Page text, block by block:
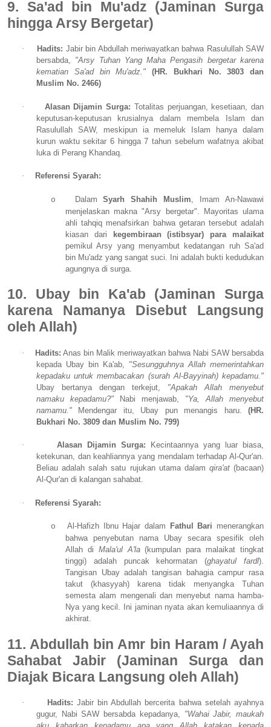
9. Sa'ad bin Mu'adz (Jaminan Surga
hingga Arsy Bergetar)
· Hadits: Jabir bin Abdullah meriwayatkan bahwa Rasulullah SAW
bersabda, "Arsy Tuhan Yang Maha Pengasih bergetar karena
kematian Sa'ad bin Mu'adz."
(HR. Bukhari No. 3803 dan
Muslim No. 2466)
· Alasan Dijamin Surga: Totalitas perjuangan, kesetiaan, dan
keputusan-keputusan krusialnya dalam membela Islam dan
Rasulullah SAW, meskipun ia memeluk Islam hanya dalam
kurun waktu sekitar 6 hingga 7 tahun sebelum wafatnya akibat
luka di Perang Khandaq.
· Referensi Syarah:
o DalamSyarh Shahih Muslim , Imam An-Nawawi
menjelaskan makna "Arsy bergetar". Mayoritas ulama
ahli tahqiq menafsirkan bahwa getaran tersebut adalah
kiasan dari
kegembiraan (istibsyar) para malaikat
pemikul Arsy yang menyambut kedatangan ruh Sa'ad
bin Mu'adz yang sangat suci. Ini adalah bukti kedudukan
agungnya di surga.
10. Ubay bin Ka'ab (Jaminan Surga
karena Namanya Disebut Langsung
oleh Allah)
· Hadits: Anas bin Malik meriwayatkan bahwa Nabi SAW bersabda
kepada Ubay bin Ka'ab, "Sesungguhnya Allah memerintahkan
kepadaku untuk membacakan (surah Al-Bayyinah) kepadamu."
Ubay bertanya dengan terkejut, "Apakah Allah menyebut
namaku kepadamu?" Nabi menjawab, "Ya, Allah menyebut
namamu." Mendengar itu, Ubay pun menangis haru. (HR.
Bukhari No. 3809 dan Muslim No. 799)
· Alasan Dijamin Surga: Kecintaannya yang luar biasa,
ketekunan, dan keahliannya yang mendalam terhadap Al-Qur'an.
Beliau adalah salah satu rujukan utama dalam qira'at(bacaan)
Al-Qur'an di kalangan sahabat.
· Referensi Syarah:
o Al-Hafizh Ibnu Hajar dalam Fathul Bari menerangkan
bahwa penyebutan nama Ubay secara spesifik oleh
Allah di Mala'ul A'la(kumpulan para malaikat tingkat
tinggi) adalah puncak kehormatan (ghayatul fardl).
Tangisan Ubay adalah tangisan bahagia campur rasa
takut (khasyyah) karena tidak menyangka Tuhan
semesta alam mengenali dan menyebut nama hamba-
Nya yang kecil. Ini jaminan nyata akan kemuliaannya di
akhirat.
11. Abdullah bin Amr bin Haram / Ayah
Sahabat Jabir (Jaminan Surga dan
Diajak Bicara Langsung oleh Allah)
· Hadits: Jabir bin Abdullah bercerita bahwa setelah ayahnya
gugur, Nabi SAW bersabda kepadanya, "Wahai Jabir, maukah